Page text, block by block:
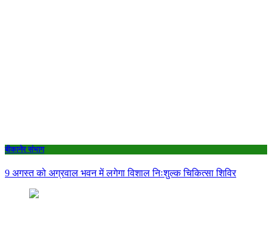
बीकानेर संभाग
9 अगस्त को अग्रवाल भवन में लगेगा विशाल निःशुल्क चिकित्सा शिविर